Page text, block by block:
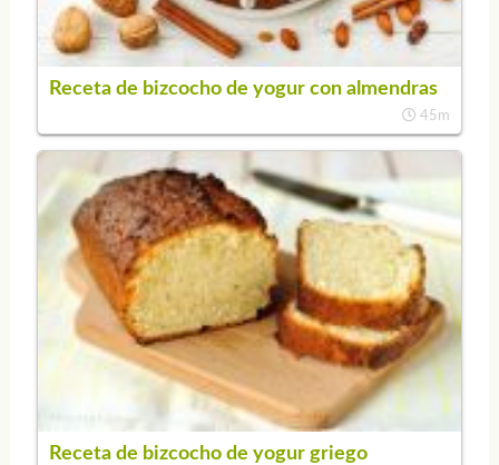
Receta de bizcocho de yogur con almendras
45m
Receta de bizcocho de yogur griego